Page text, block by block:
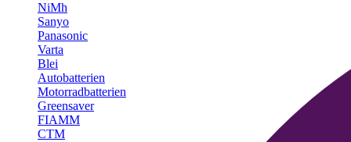
NiMh
Sanyo
Panasonic
Varta
Blei
Autobatterien
Motorradbatterien
Greensaver
FIAMM
CTM